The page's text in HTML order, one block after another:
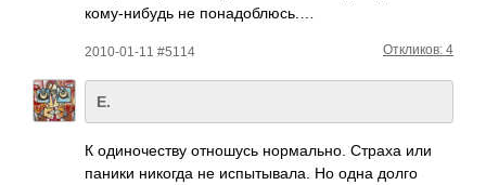
кому­-ниб­удь не пона­добл­юсь.…
2010-01-11 #5114 Откликов: 4
Е.
К один­очес­тву отно­шусь норм­ально. Страха или
паники никогда не испы­тыва­ла. Но одна долго